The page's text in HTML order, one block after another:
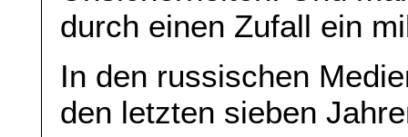
durch einen Zufall ein
In den russischen
den letzten sieben